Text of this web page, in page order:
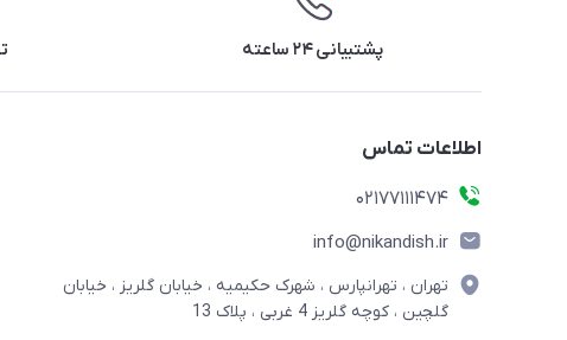
پشتیبانی ۲۴ ساعته
اطلاعات تماس
02177111474
info@nikandish.ir
تهران ، تهرانپارس ، شهرک حکیمیه ، خیابان گلریز ، خیابان
گلچین ، کوچه گلریز 4 غربی ، پلاک 13